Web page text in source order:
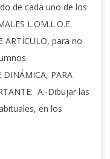
de cada uno de los
L.OM.L.O.E.
ARTÍCULO, para no
DINÁMICA, PARA
A.-Dibujar las
en los